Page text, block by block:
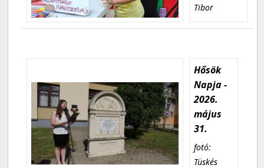
Tibor
Hősök
Napja -
2026.
május
31.
fotó:
Tüskés